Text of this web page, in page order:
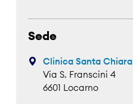
Sede
Clinica Santa Chiara
Via S. Franscini 4
6601 Locarno